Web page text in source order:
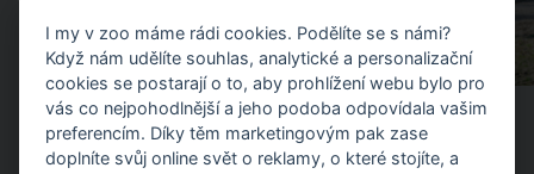
I my v zoo máme rádi cookies. Podělíte se s námi?
Když nám udělíte souhlas, analytické a personalizační
cookies se postarají o to, aby prohlížení webu bylo pro
vás co nejpohodlnější a jeho podoba odpovídala vašim
preferencím. Díky těm marketingovým pak zase
doplníte svůj online svět o reklamy, o které stojíte, a